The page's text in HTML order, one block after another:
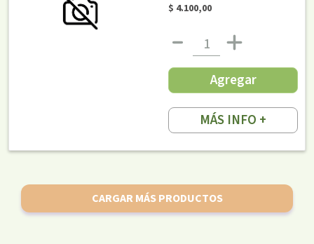
$ 4.100,00
Agregar
MÁS INFO +
CARGAR MÁS PRODUCTOS